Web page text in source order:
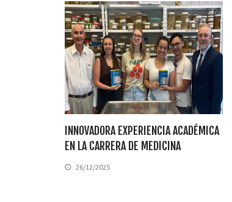
INNOVADORA EXPERIENCIA ACADÉMICA
EN LA CARRERA DE MEDICINA
26/12/2025